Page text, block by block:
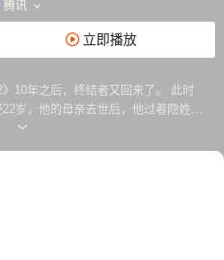
腾讯
立即播放
10年之后，终结者又回来了。 此时
岁，他的母亲去世后，他过着隐姓埋
命运。但是，命运并不以他的意志为转
饰）保护John。 John巧遇了儿时的伙